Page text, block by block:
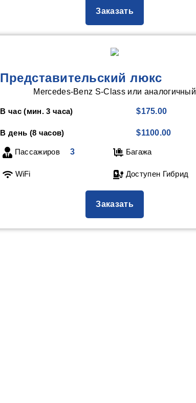
Заказать
Представительский люкс
Mercedes-Benz S-Class или аналогичный
В час (мин. 3 часа) $175.00
В день (8 часов) $1100.00
Пассажиров 3 Багажа
WiFi Доступен Гибрид
Заказать